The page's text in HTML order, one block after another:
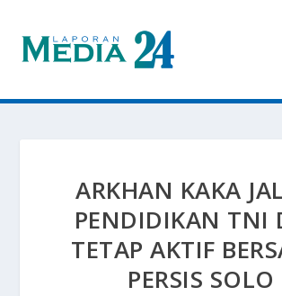
ARKHAN KAKA
PENDIDIKAN TNI
TETAP AKTIF
PERSIS SOLO